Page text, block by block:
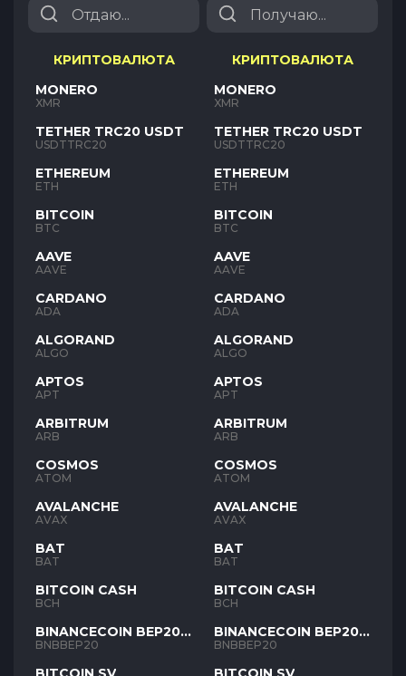
КРИПТОВАЛЮТА
MONERO
XMR
TETHER TRC20 USDT
USDTTRC20
ETHEREUM
ETH
BITCOIN
BTC
AAVE
AAVE
CARDANO
ADA
ALGORAND
ALGO
APTOS
APT
ARBITRUM
ARB
COSMOS
ATOM
AVALANCHE
AVAX
BAT
BAT
BITCOIN CASH
BCH
BINANCECOIN BEP20
BNB
BNBBEP20
КРИПТОВАЛЮТА
MONERO
XMR
TETHER TRC20 USDT
USDTTRC20
ETHEREUM
ETH
BITCOIN
BTC
AAVE
AAVE
CARDANO
ADA
ALGORAND
ALGO
APTOS
APT
ARBITRUM
ARB
COSMOS
ATOM
AVALANCHE
AVAX
BAT
BAT
BITCOIN CASH
BCH
BINANCECOIN BEP20
BNB
BNBBEP20